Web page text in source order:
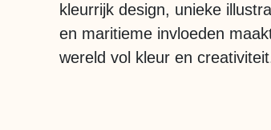
kleurrijk design, unieke
en maritieme invloeden
wereld vol kleur en